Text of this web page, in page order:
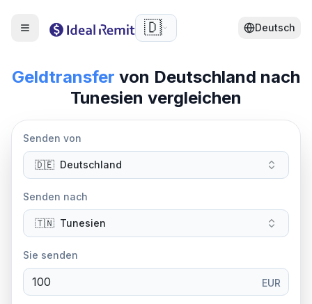
🇩🇪 Deutsch
Geldtransfer von Deutschland nach
Tunesien vergleichen
Senden von
🇩🇪 Deutschland
Senden nach
🇹🇳 Tunesien
Sie senden
EUR